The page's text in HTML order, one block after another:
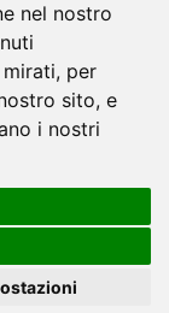
nel nostro
per
sito, e
i nostri
TV
DIRETTA RADIO